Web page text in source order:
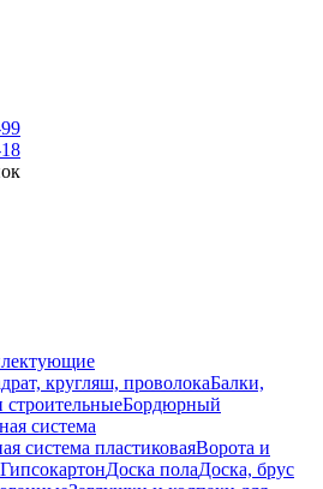
кругляш, проволокаБалки,
строительныеБордюрный
система
система пластиковаяВорота и
ГипсокартонДоска полаДоска, брус